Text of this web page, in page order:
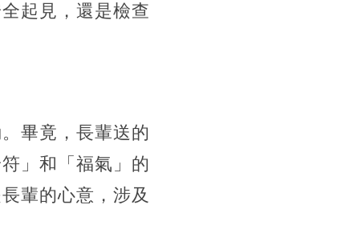
起見，還是檢查
畢竟，長輩送的
」和「福氣」的
輩的心意，涉及